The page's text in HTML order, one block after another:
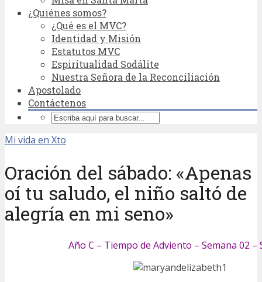
¿Quiénes somos?
¿Qué es el MVC?
Identidad y Misión
Estatutos MVC
Espiritualidad Sodálite
Nuestra Señora de la Reconciliación
Apostolado
Contáctenos
Mi vida en Xto
Oración del sábado: «Apenas
oí tu saludo, el niño saltó de
alegría en mi seno»
Año C – Tiempo de Adviento – Semana 02 –